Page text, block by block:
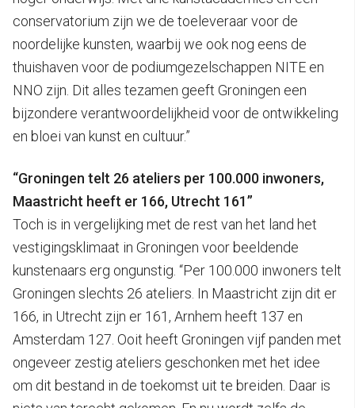
conservatorium zijn we de toeleveraar voor de
noordelijke kunsten, waarbij we ook nog eens de
thuishaven voor de podiumgezelschappen NITE en
NNO zijn. Dit alles tezamen geeft Groningen een
bijzondere verantwoordelijkheid voor de ontwikkeling
en bloei van kunst en cultuur.”
“Groningen telt 26 ateliers per 100.000 inwoners,
Maastricht heeft er 166, Utrecht 161”
Toch is in vergelijking met de rest van het land het
vestigingsklimaat in Groningen voor beeldende
kunstenaars erg ongunstig. “Per 100.000 inwoners telt
Groningen slechts 26 ateliers. In Maastricht zijn dit er
166, in Utrecht zijn er 161, Arnhem heeft 137 en
Amsterdam 127. Ooit heeft Groningen vijf panden met
ongeveer zestig ateliers geschonken met het idee
om dit bestand in de toekomst uit te breiden. Daar is